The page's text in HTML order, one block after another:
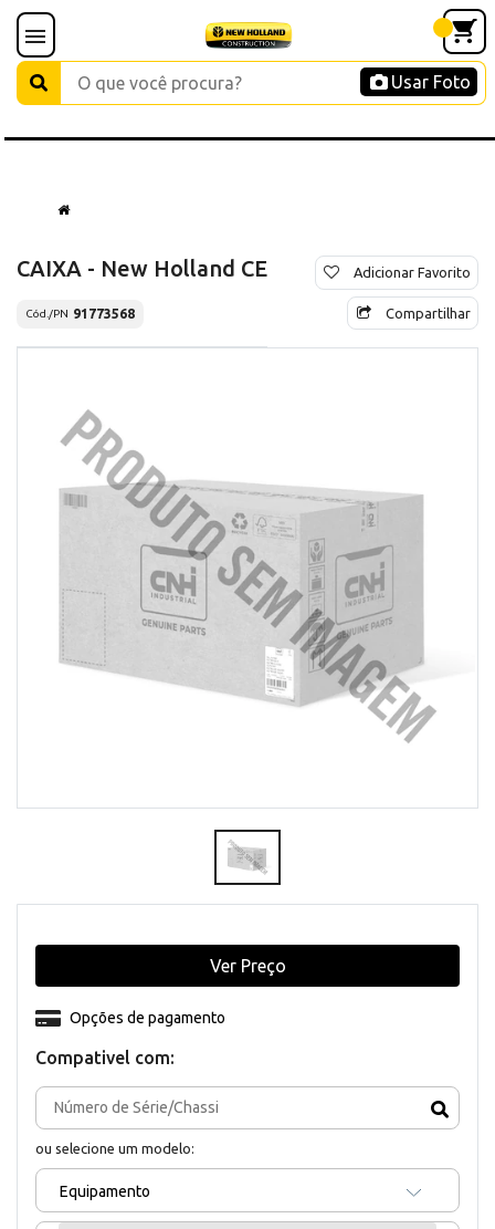
Usar Foto
CAIXA - New Holland CE
Cód./PN 91773568
Adicionar Favorito
Compartilhar
Compativel com:
ou selecione um modelo:
Equipamento
Opções de pagamento
Ver Preço